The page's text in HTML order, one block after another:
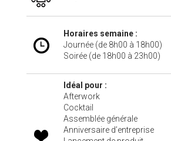
Horaires semaine :
Journée (de 8h00 à 18h00)
Soirée (de 18h00 à 23h00)
Idéal pour :
Afterwork
Cocktail
Assemblée générale
Anniversaire d’entreprise